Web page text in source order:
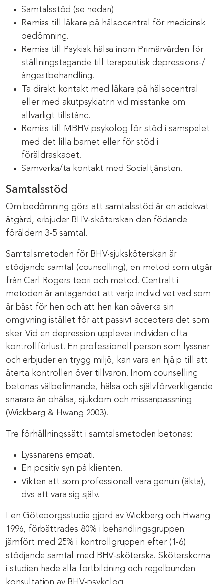
Samtalsstöd (se nedan)
Remiss till läkare på hälsocentral för medicinsk
bedömning.
Remiss till Psykisk hälsa inom Primärvården för
ställningstagande till terapeutisk depressions-/
ångestbehandling.
Ta direkt kontakt med läkare på hälsocentral
eller med akutpsykiatrin vid misstanke om
allvarligt tillstånd.
Remiss till MBHV psykolog för stöd i samspelet
med det lilla barnet eller för stöd i
föräldraskapet.
Samverka/ta kontakt med Socialtjänsten.
Samtalsstöd
Om bedömning görs att samtalsstöd är en adekvat
åtgärd, erbjuder BHV-sköterskan den födande
föräldern 3-5 samtal.
Samtalsmetoden för BHV-sjuksköterskan är
stödjande samtal (counselling), en metod som utgår
från Carl Rogers teori och metod. Centralt i
metoden är antagandet att varje individ vet vad som
är bäst för hen och att hen kan påverka sin
omgivning istället för att passivt acceptera det som
sker. Vid en depression upplever individen ofta
kontrollförlust. En professionell person som lyssnar
och erbjuder en trygg miljö, kan vara en hjälp till att
återta kontrollen över tillvaron. Inom counselling
betonas välbefinnande, hälsa och självförverkligande
snarare än ohälsa, sjukdom och missanpassning
(Wickberg & Hwang 2003).
Tre förhållningssätt i samtalsmetoden betonas:
Lyssnarens empati.
En positiv syn på klienten.
Vikten att som professionell vara genuin (äkta),
dvs att vara sig själv.
I en Göteborgsstudie gjord av Wickberg och Hwang
1996, förbättrades 80% i behandlingsgruppen
jämfört med 25% i kontrollgruppen efter (1-6)
stödjande samtal med BHV-sköterska. Sköterskorna
i studien hade alla fortbildning och regelbunden
konsultation av BHV-psykolog.